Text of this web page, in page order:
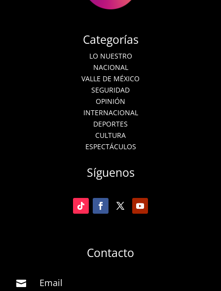
Categorías
LO NUESTRO
NACIONAL
VALLE DE MÉXICO
SEGURIDAD
OPINIÓN
INTERNACIONAL
DEPORTES
CULTURA
ESPECTÁCULOS
Síguenos
Contacto
 Email